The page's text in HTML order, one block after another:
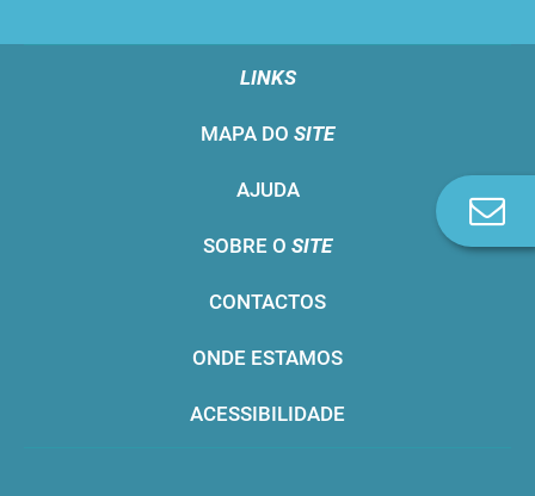
LINKS
MAPA DO SITE
AJUDA
SOBRE O SITE
CONTACTOS
ONDE ESTAMOS
ACESSIBILIDADE